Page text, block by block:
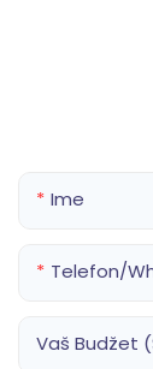
Ime
Telefon/
Vaš Budžet